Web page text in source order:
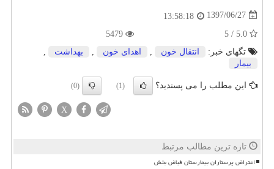
1397/06/27
13:58:18
تگهای خبر:
انتقال خون اهدای خون بهداشت
بیمار
این مطلب را می پسندید؟ (1)
(0)
X
تازه ترین مطالب مرتبط
اعتراض پرستاران بیمارستان فیاض بخش